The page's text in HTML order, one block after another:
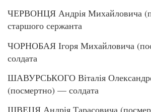
ЧЕРВОНЦЯ Андрія Михайловича
старшого сержанта
ЧОРНОБАЯ Ігоря Михайловича
солдата
ШАВУРСЬКОГО Віталія
(посмертно) — солдата